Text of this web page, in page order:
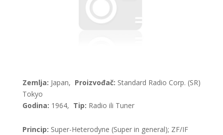
Zemlja: Japan, Proizvođač: Standard Radio Corp. (SR)
Tokyo
Godina: 1964, Tip: Radio ili Tuner
Princip: Super-Heterodyne (Super in general); ZF/IF